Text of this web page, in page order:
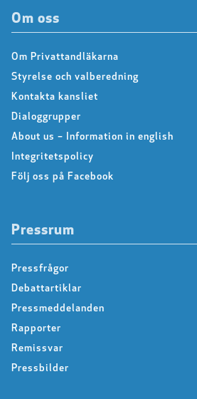
Om oss
Om Privattandläkarna
Styrelse och valberedning
Kontakta kansliet
Dialoggrupper
About us – Information in english
Integritetspolicy
Följ oss på Facebook
Pressrum
Pressfrågor
Debattartiklar
Pressmeddelanden
Rapporter
Remissvar
Pressbilder